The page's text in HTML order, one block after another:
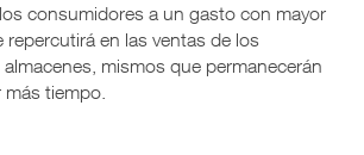
consumidores a un gasto con mayor
repercutirá en las ventas de los
mismos que permanecerán
tiempo.